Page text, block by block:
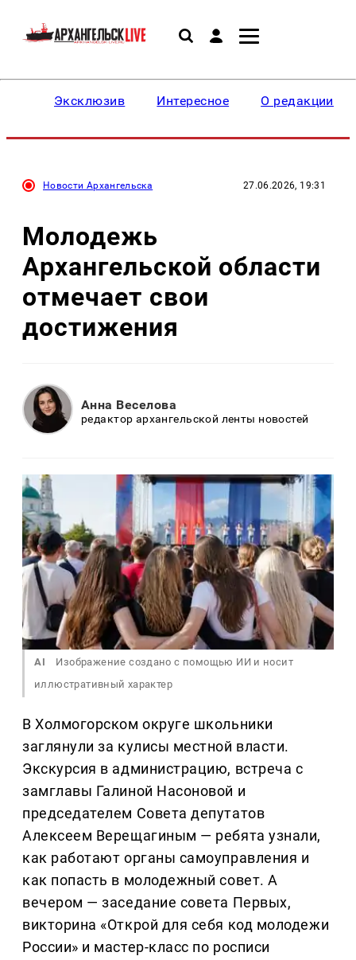
Эксклюзив Интересное О редакции
Новости Архангельска 27.06.2026, 19:31
Молодежь
Архангельской области
отмечает свои
достижения
Анна Веселова
редактор архангельской ленты новостей
AI
Изображение создано с помощью ИИ и носит
иллюстративный характер
В Холмогорском округе школьники
заглянули за кулисы местной власти.
Экскурсия в администрацию, встреча с
замглавы Галиной Насоновой и
председателем Совета депутатов
Алексеем Верещагиным — ребята узнали,
как работают органы самоуправления и
как попасть в молодежный совет. А
вечером — заседание совета Первых,
викторина «Открой для себя код молодежи
России» и мастер-класс по росписи